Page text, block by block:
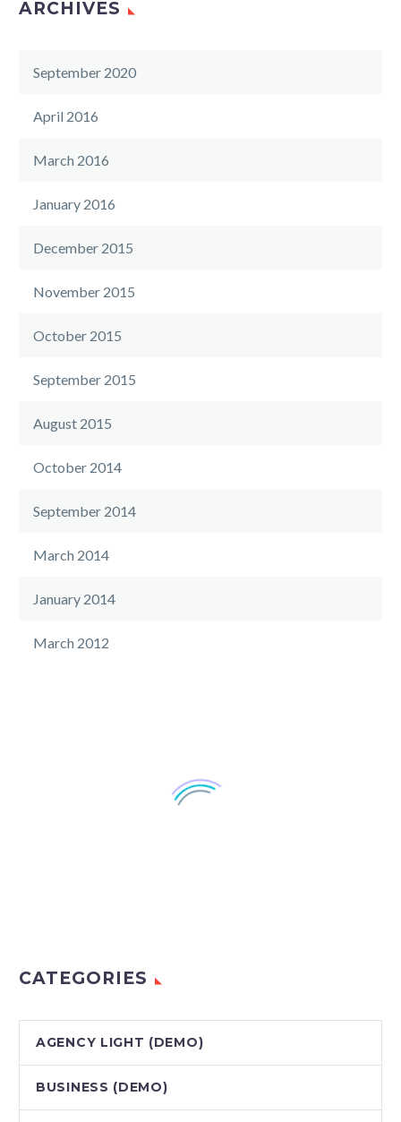
ARCHIVES
September 2020
April 2016
March 2016
January 2016
December 2015
November 2015
October 2015
September 2015
August 2015
October 2014
September 2014
March 2014
January 2014
March 2012
CATEGORIES
AGENCY LIGHT (DEMO)
BUSINESS (DEMO)